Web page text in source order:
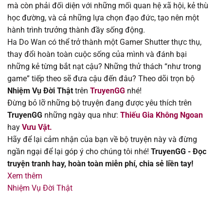
Chapter 188 16/01/2026
Chapter 187
Chapter 186 09/01/2026
Chapter 185 26/12/2025
Chapter 184 19/12/2025
Chapter 183 12/12/2025
Chapter 182 05/12/2025
Chapter 181
mà còn phải đối diện với những mối quan hệ xã hội, kẻ thù
học đường, và cả những lựa chọn đạo đức, tạo nên một
hành trình trưởng thành đầy sống động.
Ha Do Wan có thể trở thành một Gamer Shutter thực thụ,
thay đổi hoàn toàn cuộc sống của mình và đánh bại
những kẻ từng bắt nạt cậu? Những thử thách “như trong
game” tiếp theo sẽ đưa cậu đến đâu? Theo dõi trọn bộ
Nhiệm Vụ Đời Thật trên TruyenGG nhé!
Đừng bỏ lỡ những bộ truyện đang được yêu thích trên
TruyenGG những ngày qua như: Thiếu Gia Không Ngoan
hay Vưu Vật.
Hãy để lại cảm nhận của bạn về bộ truyện này và đừng
ngần ngại để lại góp ý cho chúng tôi nhé! TruyenGG - Đọc
truyện tranh hay, hoàn toàn miễn phí, chia sẻ liền tay!
Xem thêm
Nhiệm Vụ Đời Thật